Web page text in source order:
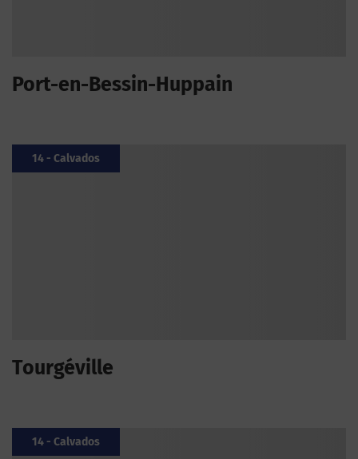
Port-en-Bessin-Huppain
14 - Calvados
Tourgéville
14 - Calvados